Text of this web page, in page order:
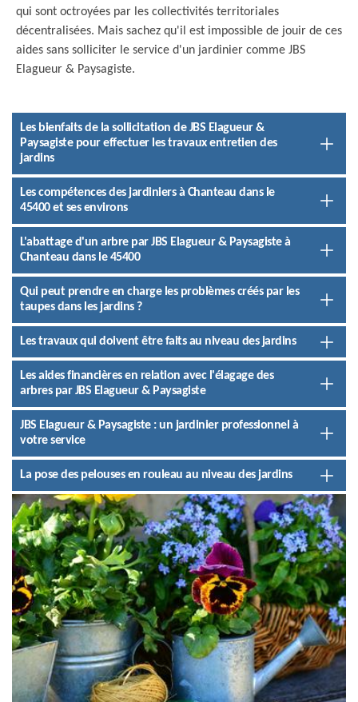
qui sont octroyées par les collectivités territoriales
décentralisées. Mais sachez qu'il est impossible de jouir de ces
aides sans solliciter le service d'un jardinier comme JBS
Elagueur & Paysagiste.
Les bienfaits de la sollicitation de JBS Elagueur &
Paysagiste pour effectuer les travaux entretien des
jardins
Les compétences des jardiniers à Chanteau dans le
45400 et ses environs
L'abattage d'un arbre par JBS Elagueur & Paysagiste à
Chanteau dans le 45400
Qui peut prendre en charge les problèmes créés par les
taupes dans les jardins ?
Les travaux qui doivent être faits au niveau des jardins
Les aides financières en relation avec l'élagage des
arbres par JBS Elagueur & Paysagiste
JBS Elagueur & Paysagiste : un jardinier professionnel à
votre service
La pose des pelouses en rouleau au niveau des jardins